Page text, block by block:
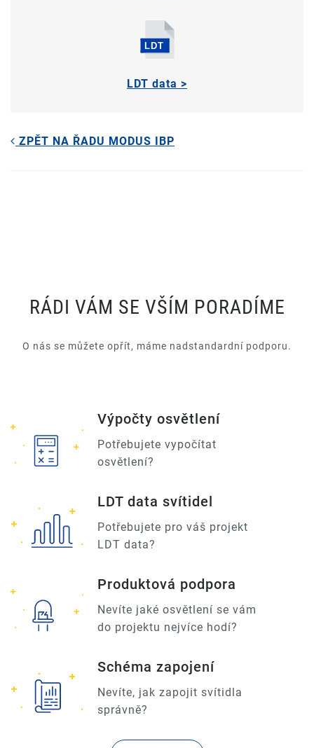
LDT data >
ZPĚT NA ŘADU MODUS IBP
RÁDI VÁM SE VŠÍM PORADÍME
O nás se můžete opřít, máme nadstandardní podporu.
Výpočty osvětlení
Potřebujete vypočítat
osvětlení?
LDT data svítidel
Potřebujete pro váš projekt
LDT data?
Produktová podpora
Nevíte jaké osvětlení se vám
do projektu nejvíce hodí?
Schéma zapojení
Nevíte, jak zapojit svítidla
správně?